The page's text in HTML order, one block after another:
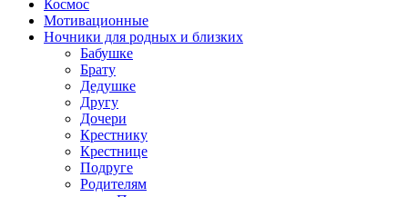
Космос
Мотивационные
Ночники для родных и близких
Бабушке
Брату
Дедушке
Другу
Дочери
Крестнику
Крестнице
Подруге
Родителям